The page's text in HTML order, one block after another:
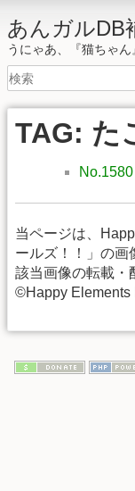
あんガルDB
うにゃあ、『猫ちゃ
TAG: た
当ページは、
ールズ！！」の画
該当画像の転載・
©Happy Elements